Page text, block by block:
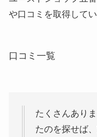
や口コミを取得してい
口コミ一覧
たくさんあり
たのを探せば